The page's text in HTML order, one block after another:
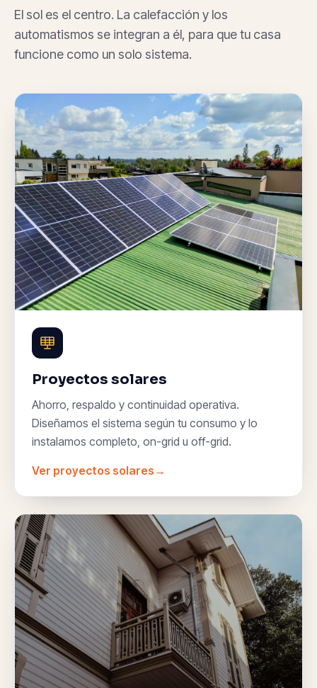
El sol es el centro. La calefacción y los
automatismos se integran a él, para que tu casa
funcione como un solo sistema.
Proyectos solares
Ahorro, respaldo y continuidad operativa.
Diseñamos el sistema según tu consumo y lo
instalamos completo, on-grid u off-grid.
Ver proyectos solares →